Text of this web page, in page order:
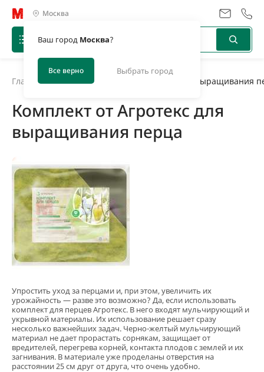
Москва
Ваш город Москва?
Все верно Выбрать город
Главная Комплект от Агротекс для выращивания
Комплект от Агротекс для
выращивания перца
Упростить уход за перцами и, при этом, увеличить их
урожайность — разве это возможно? Да, если использовать
комплект для перцев Агротекс. В него входят мульчирующий и
укрывной материалы. Их использование решает сразу
несколько важнейших задач. Черно-желтый мульчирующий
материал не дает прорастать сорнякам, защищает от
вредителей, перегрева корней, контакта плодов с землей и их
загнивания. В материале уже проделаны отверстия на
расстоянии 25 см друг от друга, что очень удобно.